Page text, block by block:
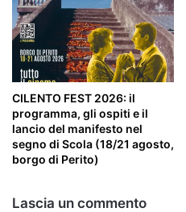
CILENTO FEST 2026: il
programma, gli ospiti e il
lancio del manifesto nel
segno di Scola (18/21 agosto,
borgo di Perito)
Lascia un commento